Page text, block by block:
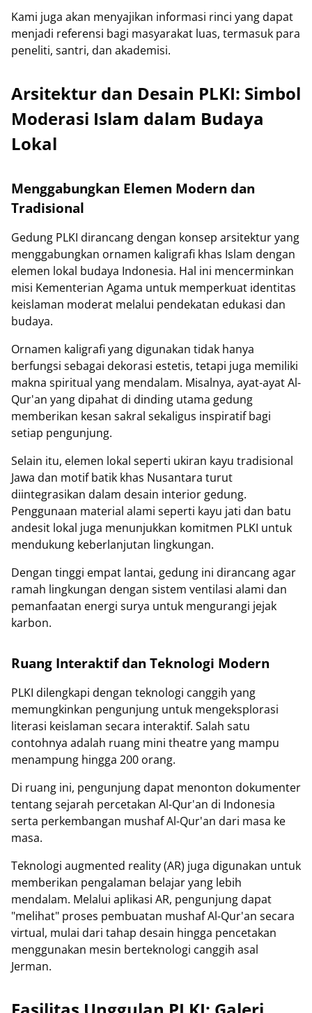
Kami juga akan menyajikan informasi rinci yang dapat
menjadi referensi bagi masyarakat luas, termasuk para
peneliti, santri, dan akademisi.
Arsitektur dan Desain PLKI: Simbol
Moderasi Islam dalam Budaya
Lokal
Menggabungkan Elemen Modern dan
Tradisional
Gedung PLKI dirancang dengan konsep arsitektur yang
menggabungkan ornamen kaligrafi khas Islam dengan
elemen lokal budaya Indonesia. Hal ini mencerminkan
misi Kementerian Agama untuk memperkuat identitas
keislaman moderat melalui pendekatan edukasi dan
budaya.
Ornamen kaligrafi yang digunakan tidak hanya
berfungsi sebagai dekorasi estetis, tetapi juga memiliki
makna spiritual yang mendalam. Misalnya, ayat-ayat Al-
Qur'an yang dipahat di dinding utama gedung
memberikan kesan sakral sekaligus inspiratif bagi
setiap pengunjung.
Selain itu, elemen lokal seperti ukiran kayu tradisional
Jawa dan motif batik khas Nusantara turut
diintegrasikan dalam desain interior gedung.
Penggunaan material alami seperti kayu jati dan batu
andesit lokal juga menunjukkan komitmen PLKI untuk
mendukung keberlanjutan lingkungan.
Dengan tinggi empat lantai, gedung ini dirancang agar
ramah lingkungan dengan sistem ventilasi alami dan
pemanfaatan energi surya untuk mengurangi jejak
karbon.
Ruang Interaktif dan Teknologi Modern
PLKI dilengkapi dengan teknologi canggih yang
memungkinkan pengunjung untuk mengeksplorasi
literasi keislaman secara interaktif. Salah satu
contohnya adalah ruang mini theatre yang mampu
menampung hingga 200 orang.
Di ruang ini, pengunjung dapat menonton dokumenter
tentang sejarah percetakan Al-Qur'an di Indonesia
serta perkembangan mushaf Al-Qur'an dari masa ke
masa.
Teknologi augmented reality (AR) juga digunakan untuk
memberikan pengalaman belajar yang lebih
mendalam. Melalui aplikasi AR, pengunjung dapat
"melihat" proses pembuatan mushaf Al-Qur'an secara
virtual, mulai dari tahap desain hingga pencetakan
menggunakan mesin berteknologi canggih asal
Jerman.